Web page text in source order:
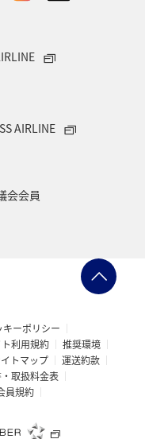
AIRLINE
会会員
キーポリシー
利用規約
推奨環境
トマップ
運送約款
取扱料金表
員規約